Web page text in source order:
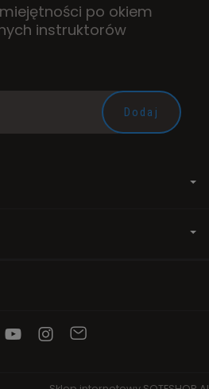
po okiem
instruktorów